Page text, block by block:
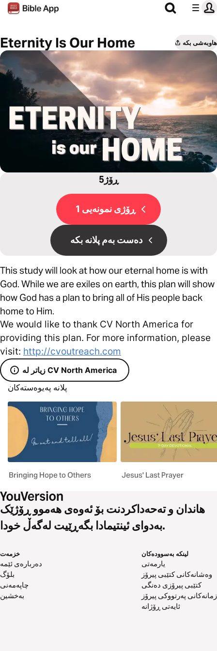
Eternity Is Our Home هاوبەشی بکە
5ڕۆژ
ڕۆژی نمونەیی 1
دەست بەم پلانە بکە
This study will look at how our eternal home is with
God. While we are exiles on earth, this plan will show
how God has a plan to bring all of His people back
home to Him.
We would like to thank CV North America for
providing this plan. For more information, please
visit: http://cvoutreach.com
زیاتر لە CV North America
پلانە پەیوەستەکان
Bringing Hope to Others Jesus' Last Prayer
هاندان و تەحەداکردنت بۆ ئەوەی هەموو ڕۆژێک
بەدوای ئینتیمادا بگەڕێیت لەگەڵ خودا.
خزمەت
دەربارەی ئێمە
بلۆگ
چاپەمەنی
بەخشین
لینکە بەسوودەکان
یارمەتی
وەشانەکانی کتێبی پیرۆز
کتێبی پیرۆزی دەنگی
زمانەکانی پەرتووکی پیرۆز
ئایەتی ڕۆژانە